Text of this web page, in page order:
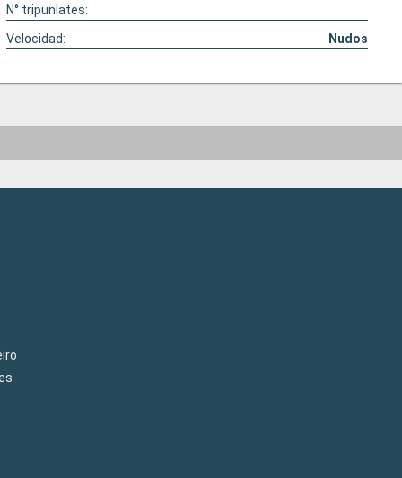
N° tripunlates:
Velocidad:
Nudos